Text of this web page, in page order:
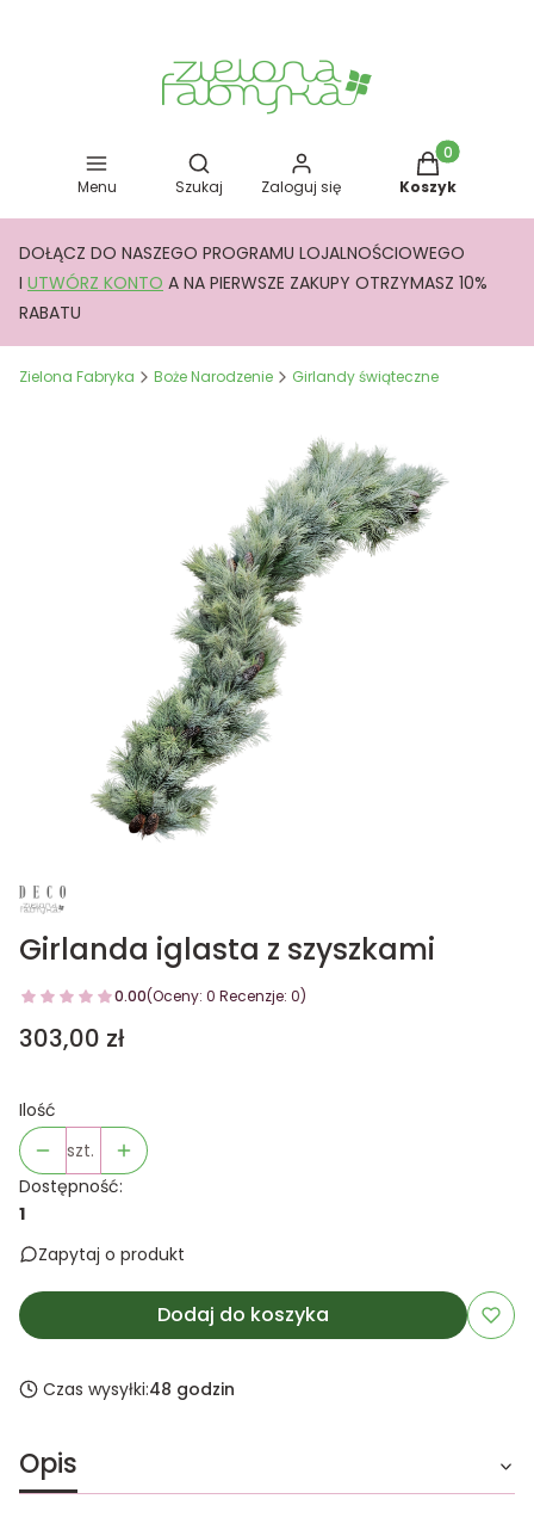
Menu
Otwórz wyszukiwarkę
Szukaj Zaloguj się
Produkty w
Koszyk
DOŁĄCZ DO NASZEGO PROGRAMU LOJALNOŚCIOWEGO
I UTWÓRZ KONTO A NA PIERWSZE ZAKUPY OTRZYMASZ 10%
RABATU
Zielona Fabryka Boże Narodzenie Girlandy świąteczne
Girlanda iglasta z szyszkami
0.00(Oceny: 0 Recenzje: 0)
Cena
303,00 zł
Ilość
szt.
Dostępność:
1
Zapytaj o produkt
Dodaj do koszyka
Czas wysyłki:48 godzin
Opis